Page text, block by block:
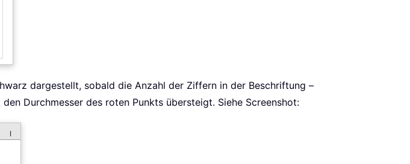
dargestellt, sobald die Anzahl der Ziffern in der Beschriftung –
Durchmesser des roten Punkts übersteigt. Siehe Screenshot: